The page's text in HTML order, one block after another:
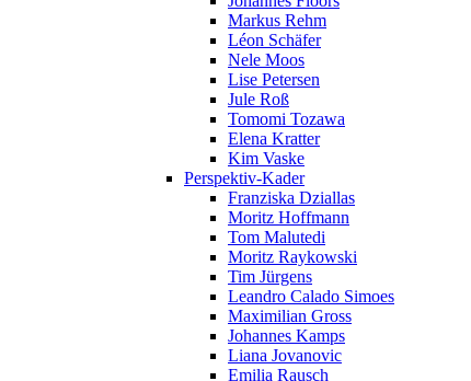
Markus Rehm
Léon Schäfer
Nele Moos
Lise Petersen
Jule Roß
Tomomi Tozawa
Elena Kratter
Kim Vaske
Perspektiv-Kader
Franziska Dziallas
Moritz Hoffmann
Tom Malutedi
Moritz Raykowski
Tim Jürgens
Leandro Calado Simoes
Maximilian Gross
Johannes Kamps
Liana Jovanovic
Emilia Rausch